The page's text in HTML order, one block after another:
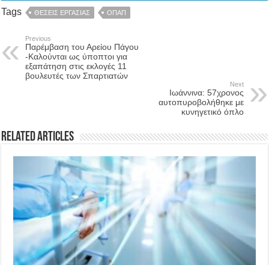
Tags ΘΕΣΕΙΣ ΕΡΓΑΣΙΑΣ ΟΠΑΠ
Previous
Παρέμβαση του Αρείου Πάγου
-Καλούνται ως ύποπτοι για
εξαπάτηση στις εκλογές 11
βουλευτές των Σπαρτιατών
Next
Ιωάννινα: 57χρονος
αυτοπυροβολήθηκε με
κυνηγετικό όπλο
Related Articles